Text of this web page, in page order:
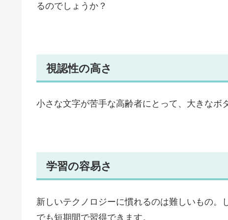
るのでしょうか？
視認性の高さ
小さな文字が苦手な高齢者にとって、大きなボ
学習の容易さ
新しいテクノロジーに慣れるのは難しいもの
でも短期間で習得できます。